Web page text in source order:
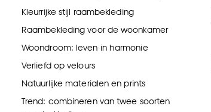
Kleurrijke stijl raambekleding
Raambekleding voor de woonkamer
Woondroom: leven in harmonie
Verliefd op velours
Natuurlijke materialen en prints
Trend: combineren van twee soorten